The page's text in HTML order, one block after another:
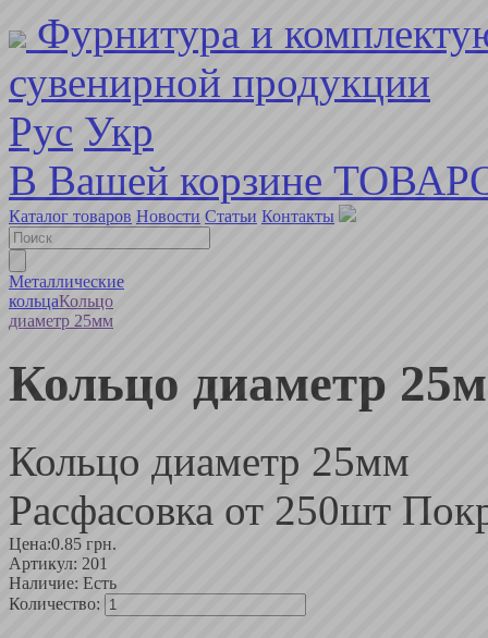
Фурнитура и
сувенирной продукции
Рус Укр
В Вашей корзине
Каталог товаров Новости Статьи Контакты
Металлические
кольцаКольцо
диаметр 25мм
Кольцо диаметр
Кольцо диаметр 25мм
Расфасовка от 250шт
Цена:0.85 грн.
Артикул: 201
Наличие: Есть
Количество: